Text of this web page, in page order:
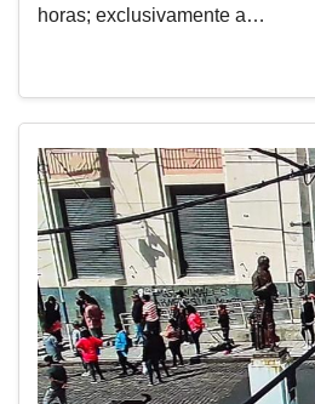
horas; exclusivamente a…